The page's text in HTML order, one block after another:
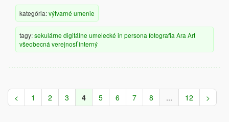
kategória:výtvarné umenie
tagy:sekulárne digitálne umelecké in persona fotografia Ara Art
všeobecná verejnosťinterný
< 1 2 3 4 5 6 7 8 ... 12 >